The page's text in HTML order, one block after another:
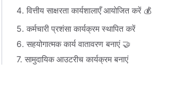
4. वित्तीय साक्षरता कार्यशालाएँ आयोजित करें 💰
5. कर्मचारी प्रशंसा कार्यक्रम स्थापित करें
6. सहयोगात्मक कार्य वातावरण बनाएं 🤝
7. सामुदायिक आउटरीच कार्यक्रम बनाएं